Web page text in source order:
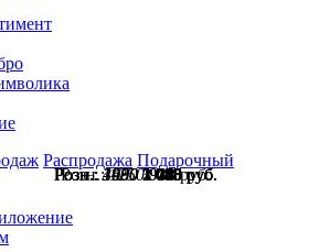
Розн.:3660 2 745руб.
Розн.:4090 3 068руб.
Розн.:1400 1 050руб.
Розн.:1250 938руб.
Розн.:1980 1 485руб.
Распродажа Подарочный